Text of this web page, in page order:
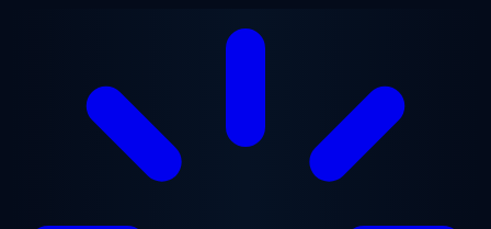
Saltar para o conteúdo principal